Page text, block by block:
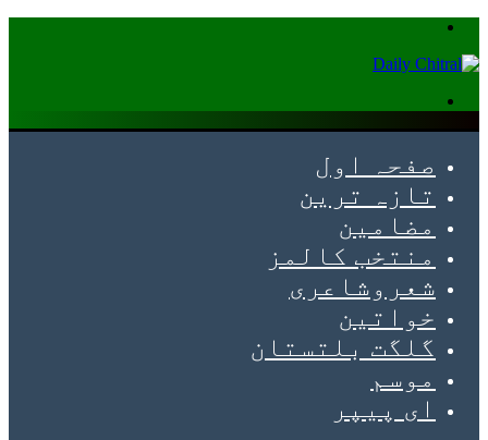
صفحہ اول
تازہ ترین
مضامین
منتخب کالمز
شعروشاعری
خواتین
گلگت بلتستان
موسم
ای پیپر